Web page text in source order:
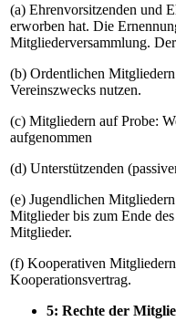
(a) Ehrenvorsitzenden und
erworben hat. Die
Mitgliederversammlung.
(b) Ordentlichen
Vereinszwecks nutzen.
(c) Mitgliedern auf Probe:
aufgenommen
(d) Unterstützenden
(e) Jugendlichen
Mitglieder bis zum Ende
Mitglieder.
(f) Kooperativen
Kooperationsvertrag.
5: Rechte der